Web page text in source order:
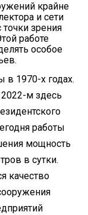
крайне
и сети
зрения
работе
особое
в 1970-х годах.
2022-м здесь
работы
мощность
в сутки.
качество